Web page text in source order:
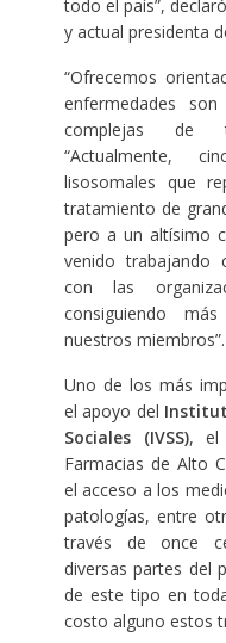
todo el país”,
y actual presidenta
“Ofrecemos
enfermedades
complejas de
“Actualmente,
lisosomales que
tratamiento de
pero a un altísimo
venido trabajando
con las
consiguiendo
nuestros miembros”.
Uno de los más
el apoyo del
Sociales (IVSS), el
Farmacias de Alto
el acceso a los
patologías, entre
través de once
diversas partes del
de este tipo en
costo alguno estos